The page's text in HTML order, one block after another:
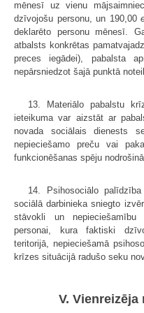
mēnesī uz vienu
dzīvojošu personu, un 190,00
deklarēto personu mēnesī.
atbalsts konkrētas
preces iegādei), pabalsta
nepārsniedzot šajā punktā
13. Materiālo pabalstu
ieteikuma var aizstāt ar
novada sociālais dienests
nepieciešamo preču vai
funkcionēšanas spēju
14. Psihosociālo
sociālā darbinieka sniegto
stāvokli un
personai, kura faktiski
teritorijā, nepieciešamā
krīzes situācijā radušo seku
V.